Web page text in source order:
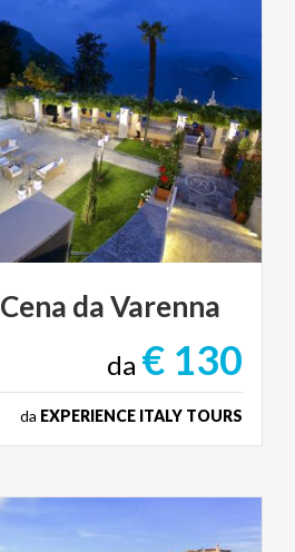
Cena daVarenna
da € 130
da EXPERIENCE ITALY TOURS